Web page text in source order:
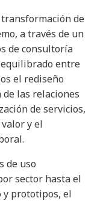
de
a través de un
de consultoría
equilibrado entre
el rediseño
las relaciones
de servicios,
y el
de uso
sector hasta el
y prototipos, el